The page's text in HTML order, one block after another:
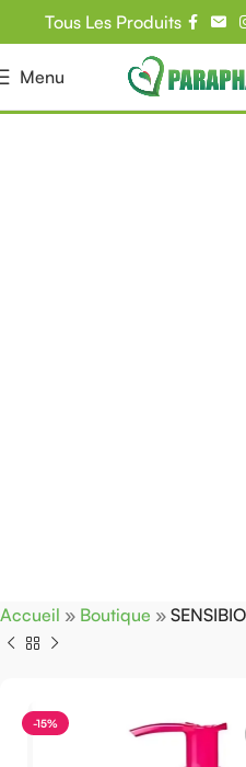
Tous Les Produits
Menu
Accueil » Boutique »
-15%